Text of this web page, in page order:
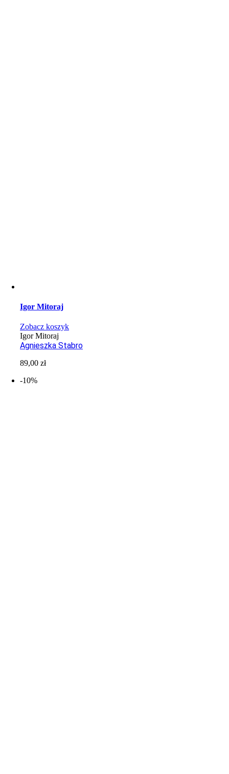
Igor Mitoraj
Zobacz koszyk
Igor Mitoraj
Agnieszka Stabro
89,00zł
-10%